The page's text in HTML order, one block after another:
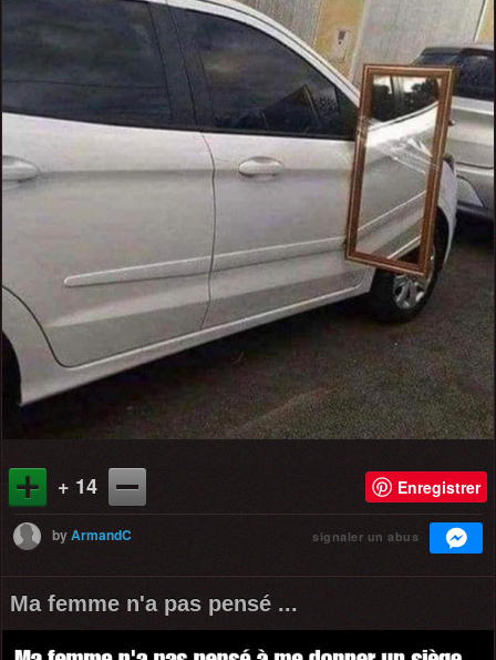
+ 14 Enregistrer
byArmandC signaler un abus
Ma femme n'a pas pensé ...